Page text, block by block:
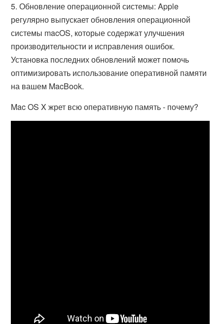
5. Обновление операционной системы: Apple
регулярно выпускает обновления операционной
системы macOS, которые содержат улучшения
производительности и исправления ошибок.
Установка последних обновлений может помочь
оптимизировать использование оперативной памяти
на вашем MacBook.
Mac OS X жрет всю оперативную память - почему?